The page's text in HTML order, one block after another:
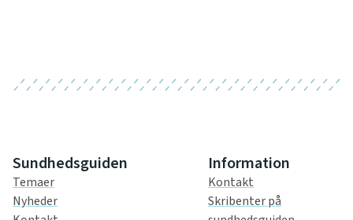
Sundhedsguiden
Temaer
Nyheder
Information
Kontakt
Skribenter på